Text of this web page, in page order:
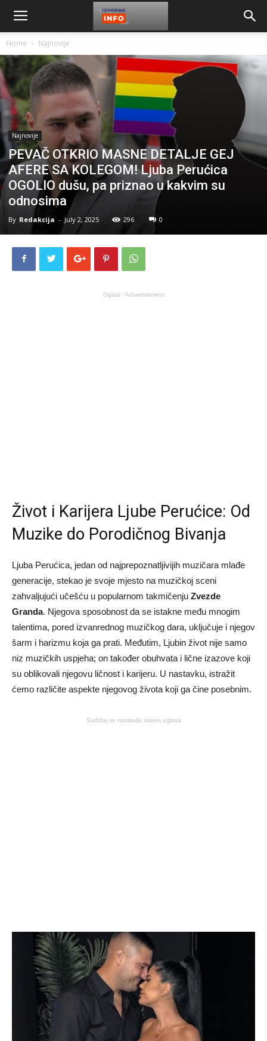
Home Najnovije
Najnovije
PEVAČ OTKRIO MASNE DETALJE GEJ
AFERE SA KOLEGOM! Ljuba Perućica
OGOLIO dušu, pa priznao u kakvim su
odnosima
By Redakcija - July 2, 2025 296 0
Oglasi - Advertisement
Život i Karijera Ljube Perućice: Od
Muzike do Porodičnog Bivanja
Ljuba Perućica, jedan od najprepoznatljivijih muzičara mlađe
generacije, stekao je svoje mjesto na muzičkoj sceni
zahvaljujući učešću u popularnom takmičenju Zvezde
Granda. Njegova sposobnost da se istakne među mnogim
talentima, pored izvanrednog muzičkog dara, uključuje i njegov
šarm i harizmu koja ga prati. Međutim, Ljubin život nije samo
niz muzičkih uspjeha; on također obuhvata i lične izazove koji
su oblikovali njegovu ličnost i karijeru. U nastavku, istražit
ćemo različite aspekte njegovog života koji ga čine posebnim.
Sadržaj se nastavlja nakon oglasa